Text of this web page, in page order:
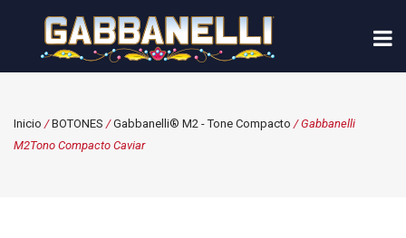
Inicio /BOTONES /Gabbanelli® M2 - Tone Compacto / Gabbanelli
M2Tono Compacto Caviar